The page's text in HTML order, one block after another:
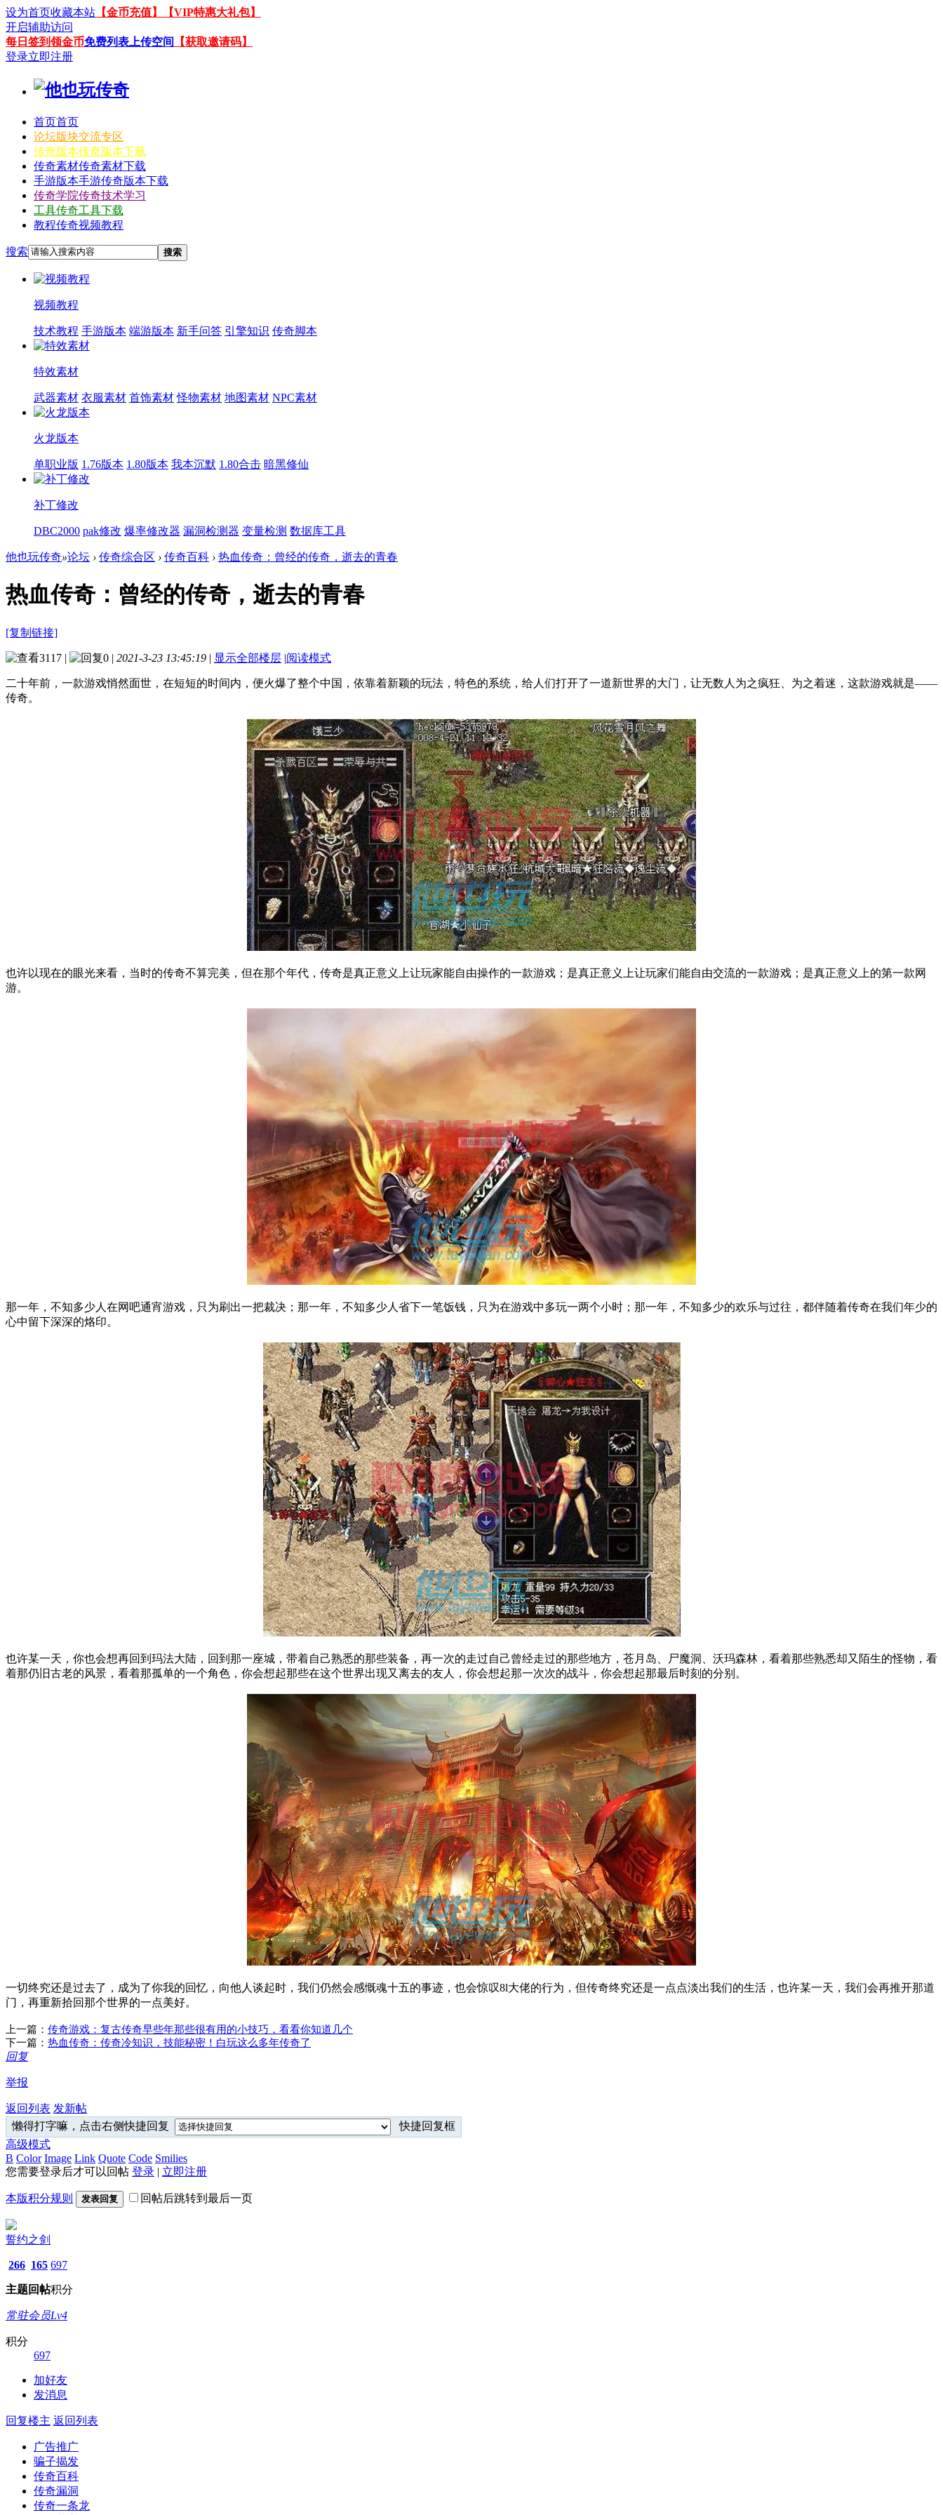
设为首页收藏本站 【金币充值】
【VIP特惠大礼包】
开启辅助访问
每日签到领金币免费列表上传空间
【获取邀请码】
登录立即注册
首页首页
论坛版块交流专区
传奇版本传奇版本下载
传奇素材传奇素材下载
手游版本手游传奇版本下载
传奇学院传奇技术学习
工具传奇工具下载
教程传奇视频教程
搜索 搜索
视频教程
技术教程 手游版本 端游版本 新手问答 引擎知识 传奇脚本
特效素材
武器素材 衣服素材 首饰素材 怪物素材 地图素材 NPC素材
火龙版本
单职业版 1.76版本 1.80版本 我本沉默 1.80合击 暗黑修仙
补丁修改
DBC2000 pak修改 爆率修改器 漏洞检测器 变量检测 数据库工具
他也玩传奇»论坛 › 传奇综合区 › 传奇百科 › 热血传奇：曾经的传奇，逝去的青春
热血传奇：曾经的传奇，逝去的青春
[复制链接]
3117 | 0 | 2021-3-23 13:45:19 | 显示全部楼层 |阅读模式
二十年前，一款游戏悄然面世，在短短的时间内，便火爆了整个中国，依靠着新颖的玩法，特色的系统，给人们打开了一道新世界的大门，让无数人为之疯狂、为之着迷，这款游戏就是——
传奇。
也许以现在的眼光来看，当时的传奇不算完美，但在那个年代，传奇是真正意义上让玩家能自由操作的一款游戏；是真正意义上让玩家们能自由交流的一款游戏；是真正意义上的第一款网
游。
那一年，不知多少人在网吧通宵游戏，只为刷出一把裁决；那一年，不知多少人省下一笔饭钱，只为在游戏中多玩一两个小时；那一年，不知多少的欢乐与过往，都伴随着传奇在我们年少的
心中留下深深的烙印。
也许某一天，你也会想再回到玛法大陆，回到那一座城，带着自己熟悉的那些装备，再一次的走过自己曾经走过的那些地方，苍月岛、尸魔洞、沃玛森林，看着那些熟悉却又陌生的怪物，看
着那仍旧古老的风景，看着那孤单的一个角色，你会想起那些在这个世界出现又离去的友人，你会想起那一次次的战斗，你会想起那最后时刻的分别。
一切终究还是过去了，成为了你我的回忆，向他人谈起时，我们仍然会感慨魂十五的事迹，也会惊叹8l大佬的行为，但传奇终究还是一点点淡出我们的生活，也许某一天，我们会再推开那道
门，再重新拾回那个世界的一点美好。
上一篇： 传奇游戏：复古传奇早些年那些很有用的小技巧，看看你知道几个
下一篇： 热血传奇：传奇冷知识，技能秘密！白玩这么多年传奇了
回复
举报
返回列表 发新帖
懒得打字嘛，点击右侧快捷回复
快捷回复框
高级模式
B Color Image Link Quote Code Smilies
您需要登录后才可以回帖 登录 | 立即注册
本版积分规则 发表回复 回帖后跳转到最后一页
誓约之剑
266
主题
165
回帖
697
积分
常驻会员Lv4
积分
697
加好友
发消息
回复楼主 返回列表
广告推广
骗子揭发
传奇百科
传奇漏洞
传奇一条龙